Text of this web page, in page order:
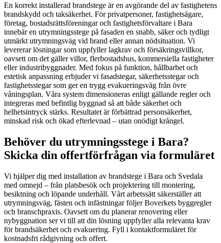
En korrekt installerad brandstege är en avgörande del av fastighetens
brandskydd och taksäkerhet. För privatpersoner, fastighetsägare,
företag, bostadsrättsföreningar och fastighetsförvaltare i Bara
innebär en utrymningsstege på fasaden en snabb, säker och tydligt
utmärkt utrymningsväg vid brand eller annan nödsituation. Vi
levererar lösningar som uppfyller lagkrav och försäkringsvillkor,
oavsett om det gäller villor, flerbostadshus, kommersiella fastigheter
eller industribyggnader. Med fokus på funktion, hållbarhet och
estetisk anpassning erbjuder vi fasadstegar, säkerhetsstegar och
fastighetsstegar som ger en trygg evakueringsväg från övre
våningsplan. Våra system dimensioneras enligt gällande regler och
integreras med befintlig byggnad så att både säkerhet och
helhetsintryck stärks. Resultatet är förbättrad personsäkerhet,
minskad risk och ökad efterlevnad – utan onödigt krångel.
Behöver du utrymningsstege i Bara?
Skicka din offertförfrågan via formuläret
Vi hjälper dig med installation av brandstege i Bara och Svedala
med omnejd – från platsbesök och projektering till montering,
besiktning och löpande underhåll. Vårt arbetssätt säkerställer att
utrymningsväg, fästen och infästningar följer Boverkets byggregler
och branschpraxis. Oavsett om du planerar renovering eller
nybyggnation ser vi till att din lösning uppfyller alla relevanta krav
för brandsäkerhet och evakuering. Fyll i kontaktformuläret för
kostnadsfri rådgivning och offert.